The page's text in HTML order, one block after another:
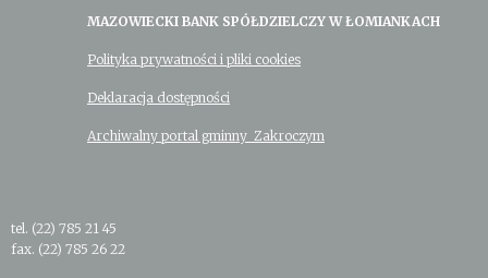
MAZOWIECKI BANK SPÓŁDZIELCZY W ŁOMIANKACH
Polityka prywatności i pliki cookies
Deklaracja dostępności
Archiwalny portal gminny Zakroczym
tel. (22) 785 21 45
fax. (22) 785 26 22